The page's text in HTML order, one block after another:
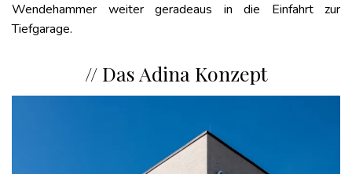
Wendehammer weiter geradeaus in die Einfahrt zur
Tiefgarage.
// Das Adina Konzept